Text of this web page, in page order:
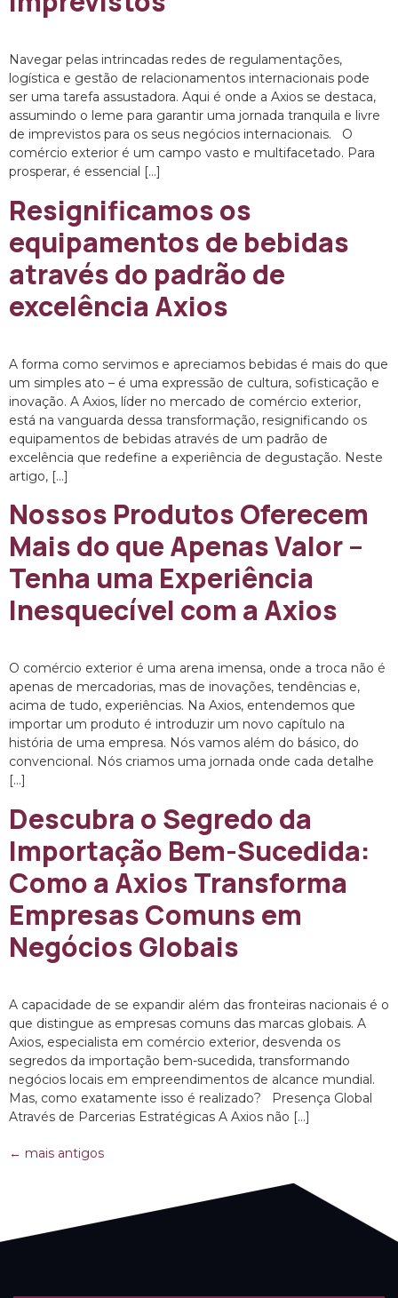
Navegar pelas intrincadas redes de regulamentações,
logística e gestão de relacionamentos internacionais pode
ser uma tarefa assustadora. Aqui é onde a Axios se destaca,
assumindo o leme para garantir uma jornada tranquila e livre
de imprevistos para os seus negócios internacionais. O
comércio exterior é um campo vasto e multifacetado. Para
prosperar, é essencial […]
Resignificamos os
equipamentos de bebidas
através do padrão de
excelência Axios
A forma como servimos e apreciamos bebidas é mais do que
um simples ato – é uma expressão de cultura, sofisticação e
inovação. A Axios, líder no mercado de comércio exterior,
está na vanguarda dessa transformação, resignificando os
equipamentos de bebidas através de um padrão de
excelência que redefine a experiência de degustação. Neste
artigo, […]
Nossos Produtos Oferecem
Mais do que Apenas Valor –
Tenha uma Experiência
Inesquecível com a Axios
O comércio exterior é uma arena imensa, onde a troca não é
apenas de mercadorias, mas de inovações, tendências e,
acima de tudo, experiências. Na Axios, entendemos que
importar um produto é introduzir um novo capítulo na
história de uma empresa. Nós vamos além do básico, do
convencional. Nós criamos uma jornada onde cada detalhe
[…]
Descubra o Segredo da
Importação Bem-Sucedida:
Como a Axios Transforma
Empresas Comuns em
Negócios Globais
A capacidade de se expandir além das fronteiras nacionais é o
que distingue as empresas comuns das marcas globais. A
Axios, especialista em comércio exterior, desvenda os
segredos da importação bem-sucedida, transformando
negócios locais em empreendimentos de alcance mundial.
Mas, como exatamente isso é realizado? Presença Global
Através de Parcerias Estratégicas A Axios não […]
← mais antigos